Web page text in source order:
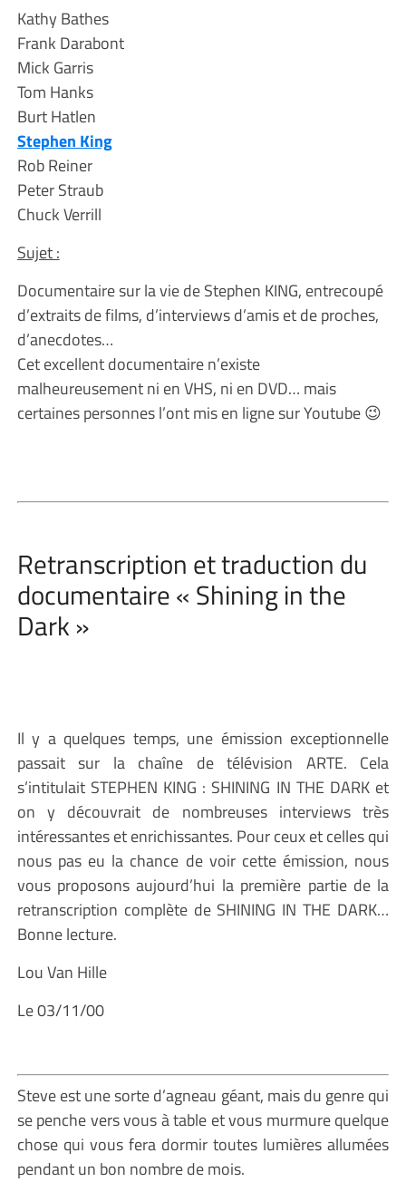
Kathy Bathes
Frank Darabont
Mick Garris
Tom Hanks
Burt Hatlen
Stephen King
Rob Reiner
Peter Straub
Chuck Verrill
Sujet :
Documentaire sur la vie de Stephen KING, entrecoupé
d’extraits de films, d’interviews d’amis et de proches,
d’anecdotes…
Cet excellent documentaire n’existe
malheureusement ni en VHS, ni en DVD… mais
certaines personnes l’ont mis en ligne sur Youtube 😉
Retranscription et traduction du
documentaire « Shining in the
Dark »
Il y a quelques temps, une émission exceptionnelle
passait sur la chaîne de télévision ARTE. Cela
s’intitulait STEPHEN KING : SHINING IN THE DARK et
on y découvrait de nombreuses interviews très
intéressantes et enrichissantes. Pour ceux et celles qui
nous pas eu la chance de voir cette émission, nous
vous proposons aujourd’hui la première partie de la
retranscription complète de SHINING IN THE DARK…
Bonne lecture.
Lou Van Hille
Le 03/11/00
Steve est une sorte d’agneau géant, mais du genre qui
se penche vers vous à table et vous murmure quelque
chose qui vous fera dormir toutes lumières allumées
pendant un bon nombre de mois.